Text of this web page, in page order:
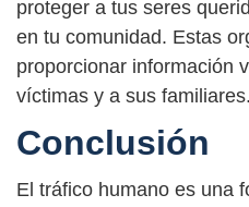
proteger a tus seres
en tu comunidad. Estas
proporcionar información
víctimas y a sus familiares.
Conclusión
El tráfico humano es una